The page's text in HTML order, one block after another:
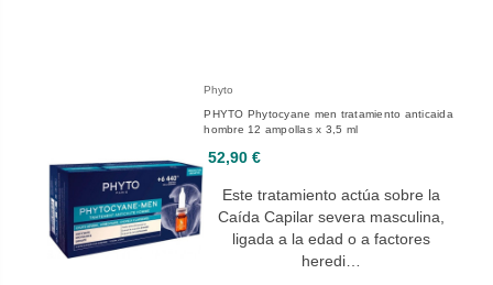
Phyto
PHYTO Phytocyane men tratamiento anticaida
hombre 12 ampollas x 3,5 ml
52,90 €
Este tratamiento actúa sobre la
Caída Capilar severa masculina,
ligada a la edad o a factores
heredi…